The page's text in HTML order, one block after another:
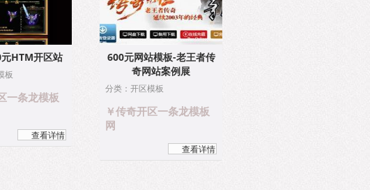
HTM开区站
板
一条龙模板
查看详情
600元网站模板-老王者传
奇网站案例展
分类：开区模板
￥传奇开区一条龙模板
网
查看详情